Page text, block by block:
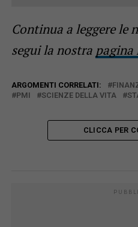
Continua a leggere le
segui la nostra pagina
ARGOMENTI CORRELATI:
PMI
SCIENZE DELLA VITA
CLICCA PER